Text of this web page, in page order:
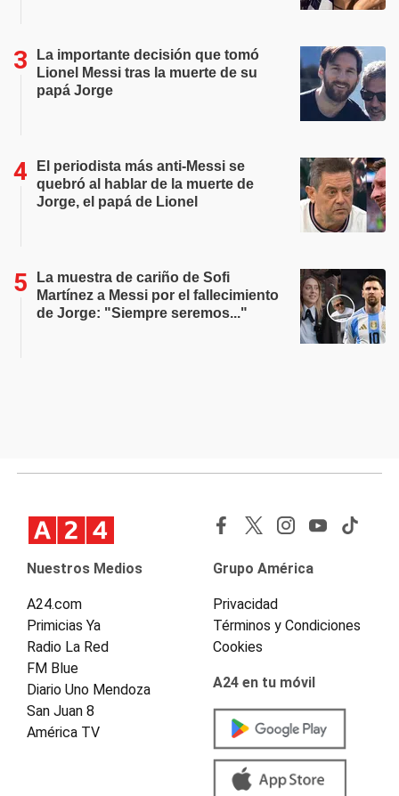
La importante decisión que tomó
Lionel Messi tras la muerte de su
papá Jorge
El periodista más anti-Messi se
quebró al hablar de la muerte de
Jorge, el papá de Lionel
La muestra de cariño de Sofi
Martínez a Messi por el fallecimiento
de Jorge: "Siempre seremos..."
Nuestros Medios
A24.com
Primicias Ya
Radio La Red
FM Blue
Diario Uno Mendoza
San Juan 8
América TV
Grupo América
Privacidad
Términos y Condiciones
Cookies
A24 en tu móvil